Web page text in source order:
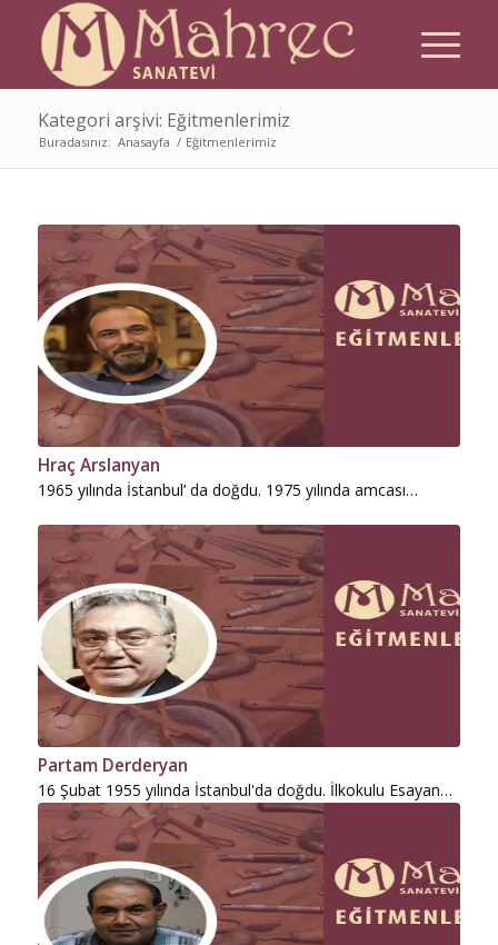
Kategori arşivi: Eğitmenlerimiz
Buradasınız: Anasayfa / Eğitmenlerimiz
Hraç Arslanyan
1965 yılında İstanbul’ da doğdu. 1975 yılında amcası…
Partam Derderyan
16 Şubat 1955 yılında İstanbul'da doğdu. İlkokulu Esayan…